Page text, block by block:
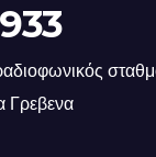
Γρεβενα